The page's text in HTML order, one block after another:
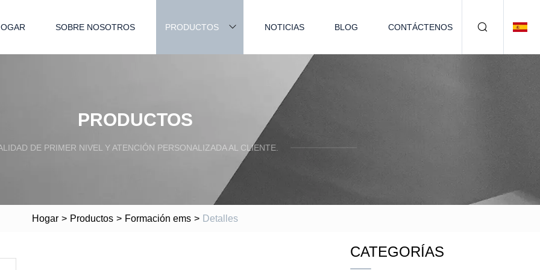
SOBRE NOSOTROS PRODUCTOS NOTICIAS BLOG CONTÁCTENOS
PRODUCTOS
DE PRIMER NIVEL Y ATENCIÓN PERSONALIZADA AL CLIENTE.
Hogar > Productos > Formación ems > Detalles
CATEGORÍAS